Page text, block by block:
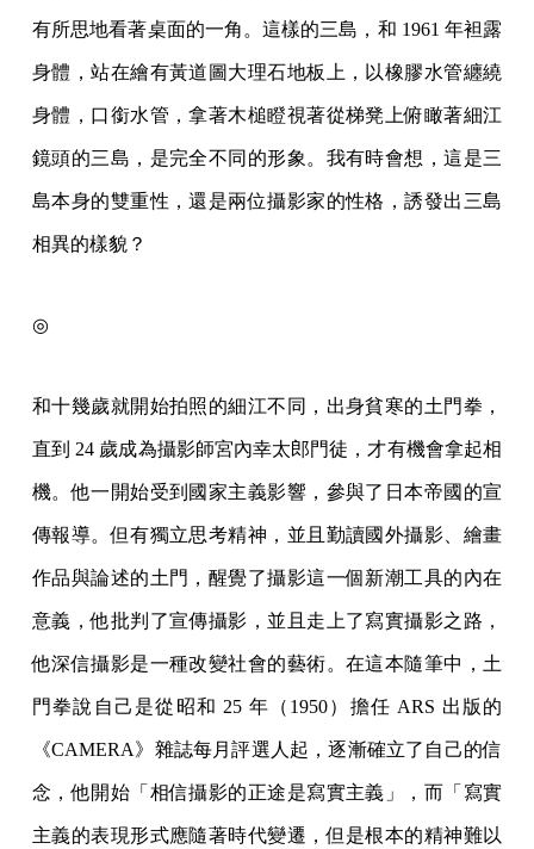
有所思地看著桌面的一角。這樣的三島，和 1961 年袒露
身體，站在繪有黃道圖大理石地板上，以橡膠水管纏繞
身體，口銜水管，拿著木槌瞪視著從梯凳上俯瞰著細江
鏡頭的三島，是完全不同的形象。我有時會想，這是三
島本身的雙重性，還是兩位攝影家的性格，誘發出三島
相異的樣貌？
◎
和十幾歲就開始拍照的細江不同，出身貧寒的土門拳，
直到 24 歲成為攝影師宮內幸太郎門徒，才有機會拿起相
機。他一開始受到國家主義影響，參與了日本帝國的宣
傳報導。但有獨立思考精神，並且勤讀國外攝影、繪畫
作品與論述的土門，醒覺了攝影這一個新潮工具的內在
意義，他批判了宣傳攝影，並且走上了寫實攝影之路，
他深信攝影是一種改變社會的藝術。在這本隨筆中，土
門拳說自己是從昭和 25 年（1950）擔任 ARS 出版的
《CAMERA》雜誌每月評選人起，逐漸確立了自己的信
念，他開始「相信攝影的正途是寫實主義」，而「寫實
主義的表現形式應隨著時代變遷，但是根本的精神難以